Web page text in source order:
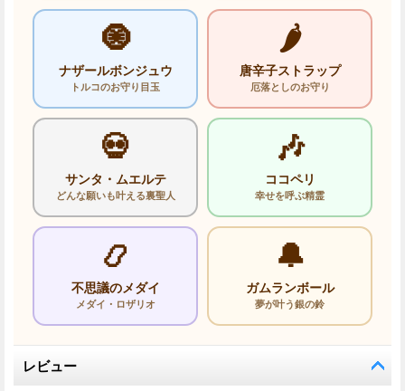
🧿
ナザールボンジュウ
トルコのお守り目玉
🌶️
唐辛子ストラップ
厄落としのお守り
💀
サンタ・ムエルテ
どんな願いも叶える裏聖人
🎶
ココペリ
幸せを呼ぶ精霊
📿
不思議のメダイ
メダイ・ロザリオ
🔔
ガムランボール
夢が叶う銀の鈴
レビュー